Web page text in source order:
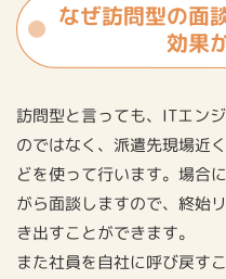
なぜ訪問型の面
効果
訪問型と言っても、ITエン
のではなく、派遣先現場近
どを使って行います。場合
がら面談しますので、終始
き出すことができます。
また社員を自社に呼び戻す